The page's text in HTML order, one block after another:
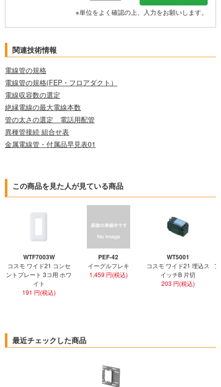
※単位をよく確認の上、入力をお願いします。
関連技術情報
電線管の規格
電線管の規格(FEP・フロアダクト）
電線収容数の選定
絶縁電線の最大電線本数
管の太さの選定 電話用配管
異種管接続 組合せ表
金属電線管・付属品早見表01
この商品を見た人が見ている商品
WTF7003W
コスモ ワイド21 コンセ
ントプレート 3コ用 ホワ
イト
191 円(税込)
PEF-42
イーグルフレキ
1,459 円(税込)
WT5001
コスモ ワイド21 埋込ス
イッチB 片切
203 円(税込)
最近チェックした商品